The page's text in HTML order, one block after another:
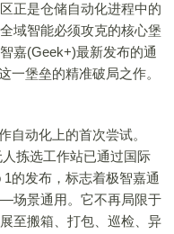
是仓储自动化进程中的
域智能必须攻克的核心堡
嘉(Geek+)最新发布的通
一堡垒的精准破局之作。
动化上的首次尝试。
拣选工作站已通过国际
的发布，标志着极智嘉通
场景通用。它不再局限于
至搬箱、打包、巡检、异